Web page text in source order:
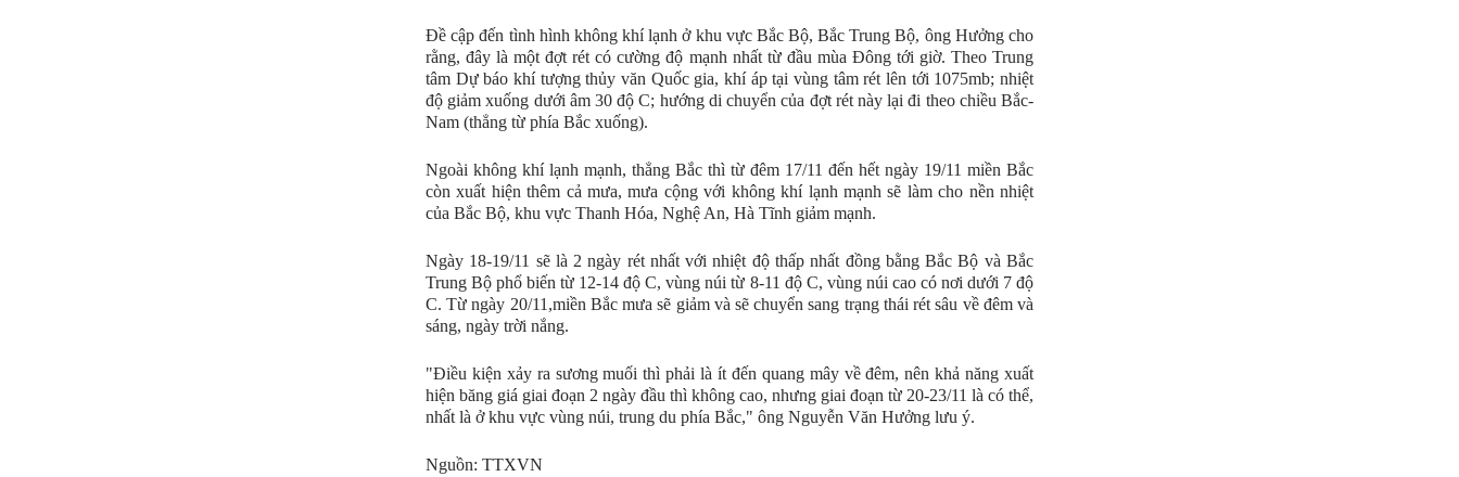
Đề cập đến tình hình không khí lạnh ở khu vực Bắc Bộ, Bắc Trung Bộ, ông Hưởng cho
rằng, đây là một đợt rét có cường độ mạnh nhất từ đầu mùa Đông tới giờ. Theo Trung
tâm Dự báo khí tượng thủy văn Quốc gia, khí áp tại vùng tâm rét lên tới 1075mb; nhiệt
độ giảm xuống dưới âm 30 độ C; hướng di chuyển của đợt rét này lại đi theo chiều Bắc-
Nam (thẳng từ phía Bắc xuống).
Ngoài không khí lạnh mạnh, thẳng Bắc thì từ đêm 17/11 đến hết ngày 19/11 miền Bắc
còn xuất hiện thêm cả mưa, mưa cộng với không khí lạnh mạnh sẽ làm cho nền nhiệt
của Bắc Bộ, khu vực Thanh Hóa, Nghệ An, Hà Tĩnh giảm mạnh.
Ngày 18-19/11 sẽ là 2 ngày rét nhất với nhiệt độ thấp nhất đồng bằng Bắc Bộ và Bắc
Trung Bộ phổ biến từ 12-14 độ C, vùng núi từ 8-11 độ C, vùng núi cao có nơi dưới 7 độ
C. Từ ngày 20/11,miền Bắc mưa sẽ giảm và sẽ chuyển sang trạng thái rét sâu về đêm và
sáng, ngày trời nắng.
"Điều kiện xảy ra sương muối thì phải là ít đến quang mây về đêm, nên khả năng xuất
hiện băng giá giai đoạn 2 ngày đầu thì không cao, nhưng giai đoạn từ 20-23/11 là có thể,
nhất là ở khu vực vùng núi, trung du phía Bắc," ông Nguyễn Văn Hưởng lưu ý.
Nguồn: TTXVN